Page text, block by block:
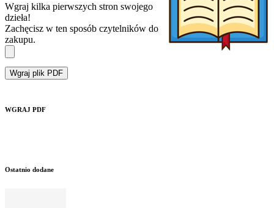
Wgraj kilka pierwszych stron swojego
dzieła!
Zachęcisz w ten sposób czytelników do
zakupu.
Wgraj plik PDF
WGRAJ PDF
Ostatnio dodane